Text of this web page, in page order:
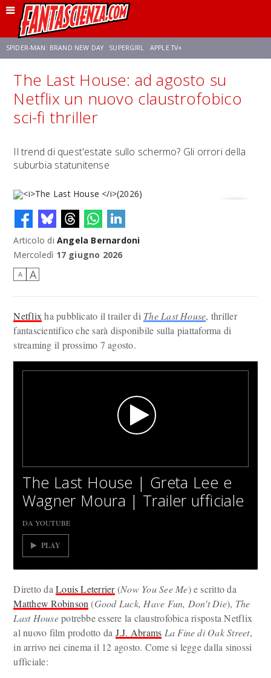
SPIDER-MAN: BRAND NEW DAY SUPERGIRL APPLE TV+
FRANCO RICCIARDIELLO ZENDAYA STAR TREK AVENGERS: DOOMSDAY
The Last House: ad agosto su
Netflix un nuovo claustrofobico
sci-fi thriller
Il trend di quest'estate sullo schermo? Gli orrori della
suburbia statunitense
The Last House (2026)
Articolo di Angela Bernardoni
Mercoledì 17 giugno 2026
A A
Netflix ha pubblicato il trailer di The Last House, thriller
fantascientifico che sarà disponibile sulla piattaforma di
streaming il prossimo 7 agosto.
The Last House | Greta Lee e
Wagner Moura | Trailer ufficiale
DA YOUTUBE
PLAY
Diretto daLouis Leterrier(Now You See Me) e scritto da
Matthew Robinson (Good Luck, Have Fun, Don't Die), The
Last Housepotrebbe essere la claustrofobica risposta Netflix
al nuovo film prodotto da J.J. Abrams La Fine di Oak Street,
in arrivo nei cinema il 12 agosto. Come si legge dalla sinossi
ufficiale: